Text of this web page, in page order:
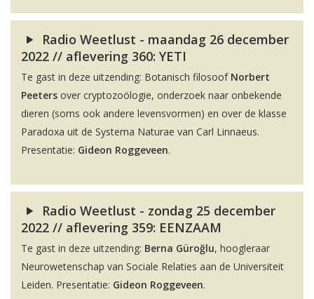
Radio Weetlust - maandag 26 december
2022 // aflevering 360: YETI
Te gast in deze uitzending: Botanisch filosoof Norbert
Peeters over cryptozoölogie, onderzoek naar onbekende
dieren (soms ook andere levensvormen) en over de klasse
Paradoxa uit de Systema Naturae van Carl Linnaeus.
Presentatie: Gideon Roggeveen.
Radio Weetlust - zondag 25 december
2022 // aflevering 359: EENZAAM
Te gast in deze uitzending: Berna Güroğlu, hoogleraar
Neurowetenschap van Sociale Relaties aan de Universiteit
Leiden. Presentatie: Gideon Roggeveen.